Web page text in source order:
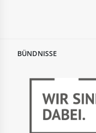
BÜNDNISSE